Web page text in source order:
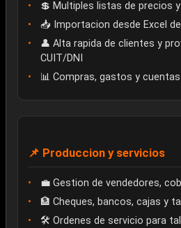
💲 Multiples listas de precios
📥 Importacion desde Excel
👤 Alta rapida de clientes y
CUIT/DNI
📊 Compras, gastos y
📌 Produccion y servicios
💼 Gestion de vendedores,
🏦 Cheques, bancos, cajas y
🛠️ Ordenes de servicio para